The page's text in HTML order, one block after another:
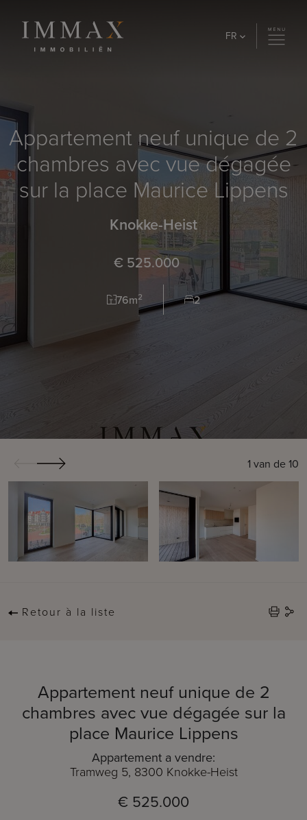
FR
Appartement neuf unique de 2
chambres avec vue dégagée
sur la place Maurice Lippens
Knokke-Heist
€ 525.000
76m2 2
1 van de10
Retour à la liste
Appartement neuf unique de 2
chambres avec vue dégagée sur la
place Maurice Lippens
Appartement a vendre:
Tramweg 5, 8300 Knokke-Heist
€ 525.000